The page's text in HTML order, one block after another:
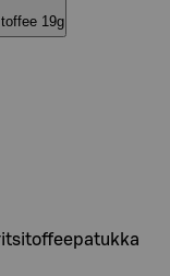
19g